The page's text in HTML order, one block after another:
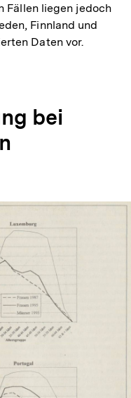
Fällen liegen jedoch
Finnland und
Daten vor.
bei